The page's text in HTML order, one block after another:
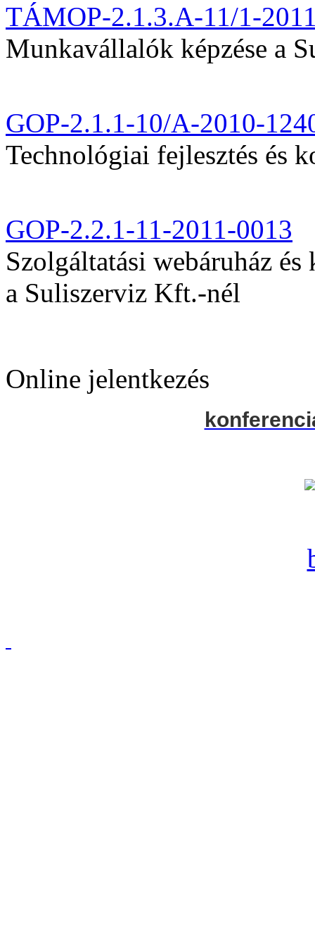
TÁMOP-2.1.3.A-11/1-
Munkavállalók képzése a
GOP-2.1.1-10/A-2010-
Technológiai fejlesztés és
GOP-2.2.1-11-2011-0013
Szolgáltatási webáruház
a Suliszerviz Kft.-nél
Online jelentkezés